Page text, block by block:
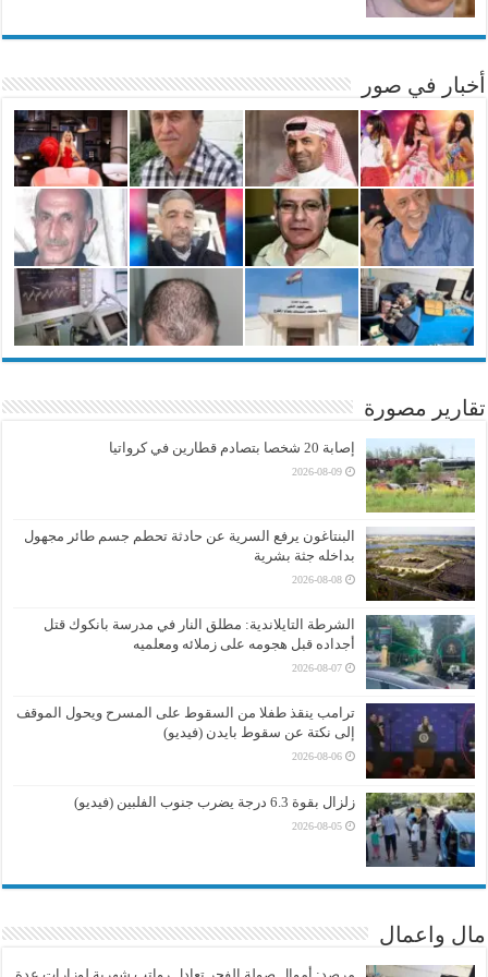
أخبار في صور
تقارير مصورة
إصابة 20 شخصا بتصادم قطارين في كرواتيا
2026-08-09
البنتاغون يرفع السرية عن حادثة تحطم جسم طائر مجهول
بداخله جثة بشرية
2026-08-08
الشرطة التايلاندية: مطلق النار في مدرسة بانكوك قتل
أجداده قبل هجومه على زملائه ومعلميه
2026-08-07
ترامب ينقذ طفلا من السقوط على المسرح ويحول الموقف
إلى نكتة عن سقوط بايدن (فيديو)
2026-08-06
زلزال بقوة 6.3 درجة يضرب جنوب الفلبين (فيديو)
2026-08-05
مال واعمال